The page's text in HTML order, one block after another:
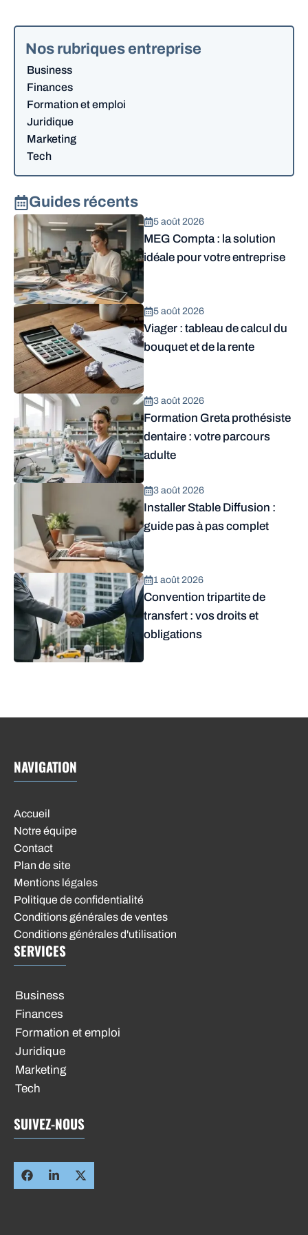
Nos rubriques entreprise
Business
Finances
Formation et emploi
Juridique
Marketing
Tech
Guides récents
5 août 2026
MEG Compta : la solution
idéale pour votre entreprise
5 août 2026
Viager : tableau de calcul du
bouquet et de la rente
3 août 2026
Formation Greta prothésiste
dentaire : votre parcours
adulte
3 août 2026
Installer Stable Diffusion :
guide pas à pas complet
1 août 2026
Convention tripartite de
transfert : vos droits et
obligations
NAVIGATION
Accueil
Notre équipe
Contact
Plan de site
Mentions légales
Politique de confidentialité
Conditions générales de ventes
Conditions générales d'utilisation
SERVICES
Business
Finances
Formation et emploi
Juridique
Marketing
Tech
SUIVEZ-NOUS